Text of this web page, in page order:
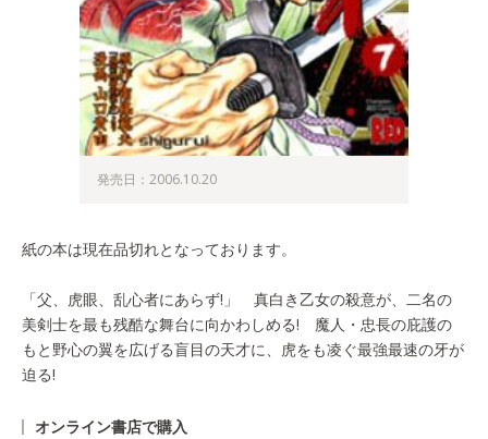
発売日：2006.10.20
紙の本は現在品切れとなっております。
「父、虎眼、乱心者にあらず!」 真白き乙女の殺意が、二名の
美剣士を最も残酷な舞台に向かわしめる! 魔人・忠長の庇護の
もと野心の翼を広げる盲目の天才に、虎をも凌ぐ最強最速の牙が
迫る!
オンライン書店で購入